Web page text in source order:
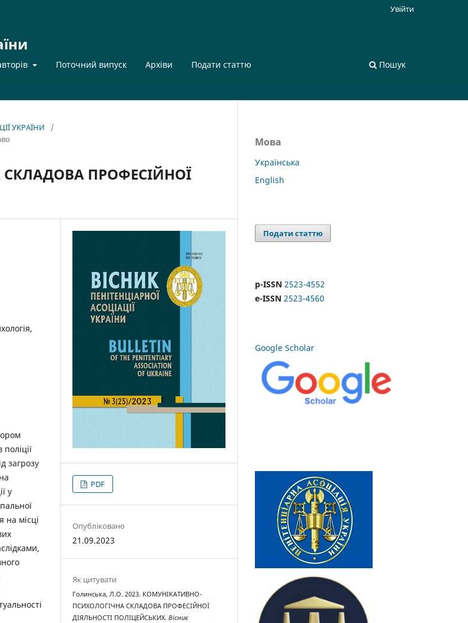
Поточний випуск Архіви Подати статтю Пошук
Увійти
УКРАЇНИ
/
ПРОФЕСІЙНОЇ
загрозу
у
на місці
PDF
Опубліковано
21.09.2023
Як цитувати
Голинська, Л.О. 2023. КОМУНІКАТИВНО-
ПСИХОЛОГІЧНА СКЛАДОВА ПРОФЕСІЙНОЇ
ДІЯЛЬНОСТІ ПОЛІЦЕЙСЬКИХ.Вісник
Мова
Українська
English
Подати статтю
p-ISSN 2523-4552
e-ISSN 2523-4560
Google Scholar